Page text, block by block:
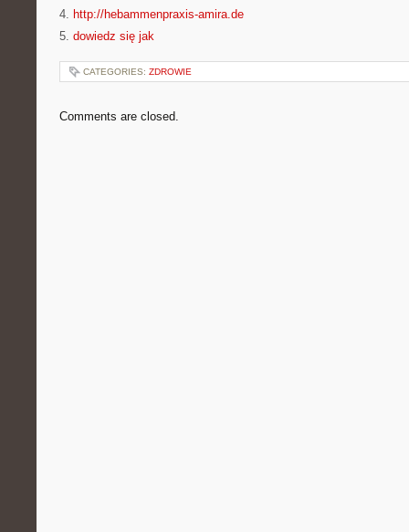
4. http://hebammenpraxis-amira.de
5. dowiedz się jak
CATEGORIES: ZDROWIE
Comments are closed.